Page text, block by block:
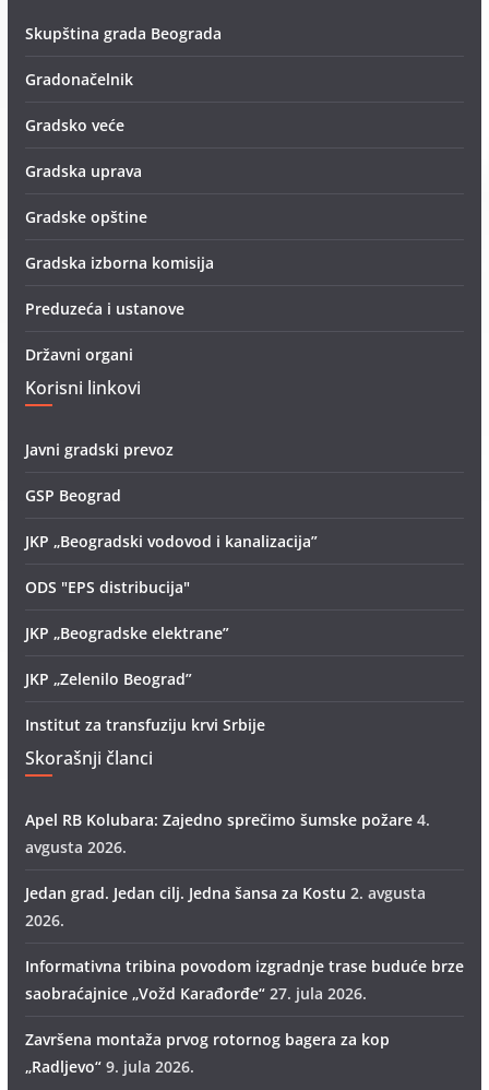
Skupština grada Beograda
Gradonačelnik
Gradsko veće
Gradska uprava
Gradske opštine
Gradska izborna komisija
Preduzeća i ustanove
Državni organi
Korisni linkovi
Javni gradski prevoz
GSP Beograd
JKP „Beogradski vodovod i kanalizacija”
ODS "EPS distribucija"
JKP „Beogradske elektrane”
JKP „Zelenilo Beograd”
Institut za transfuziju krvi Srbije
Skorašnji članci
Apel RB Kolubara: Zajedno sprečimo šumske požare 4.
avgusta 2026.
Jedan grad. Jedan cilj. Jedna šansa za Kostu 2. avgusta
2026.
Informativna tribina povodom izgradnje trase buduće brze
saobraćajnice „Vožd Кarađorđe“ 27. jula 2026.
Završena montaža prvog rotornog bagera za kop
„Radlјevo“ 9. jula 2026.